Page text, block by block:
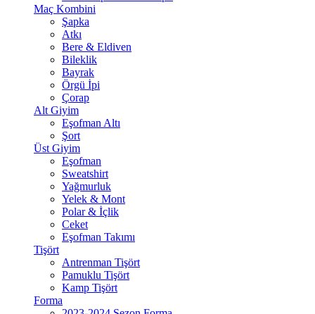
Maç Kombini
Şapka
Atkı
Bere & Eldiven
Bileklik
Bayrak
Örgü İpi
Çorap
Alt Giyim
Eşofman Altı
Şort
Üst Giyim
Eşofman
Sweatshirt
Yağmurluk
Yelek & Mont
Polar & İçlik
Ceket
Eşofman Takımı
Tişört
Antrenman Tişört
Pamuklu Tişört
Kamp Tişört
Forma